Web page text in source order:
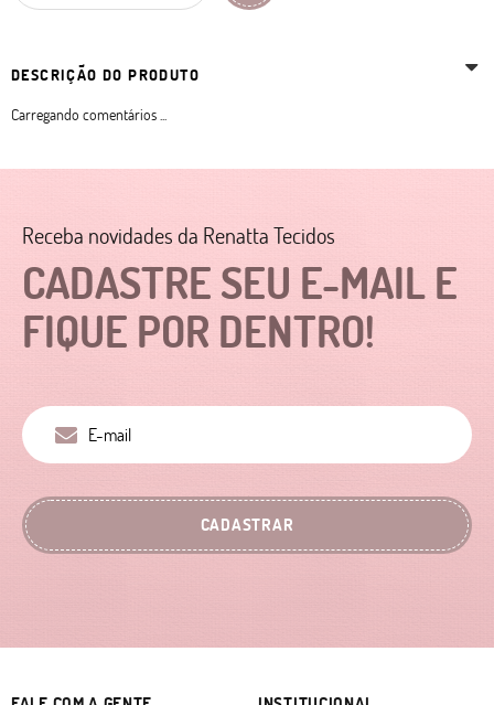
DESCRIÇÃO DO PRODUTO
Carregando comentários ...
CADASTRE SEU E-MAIL E
FIQUE POR DENTRO!
Receba novidades da Renatta Tecidos
CADASTRAR